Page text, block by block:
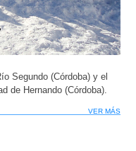
Segundo (Córdoba) y el
de Hernando (Córdoba).
VER MÁS